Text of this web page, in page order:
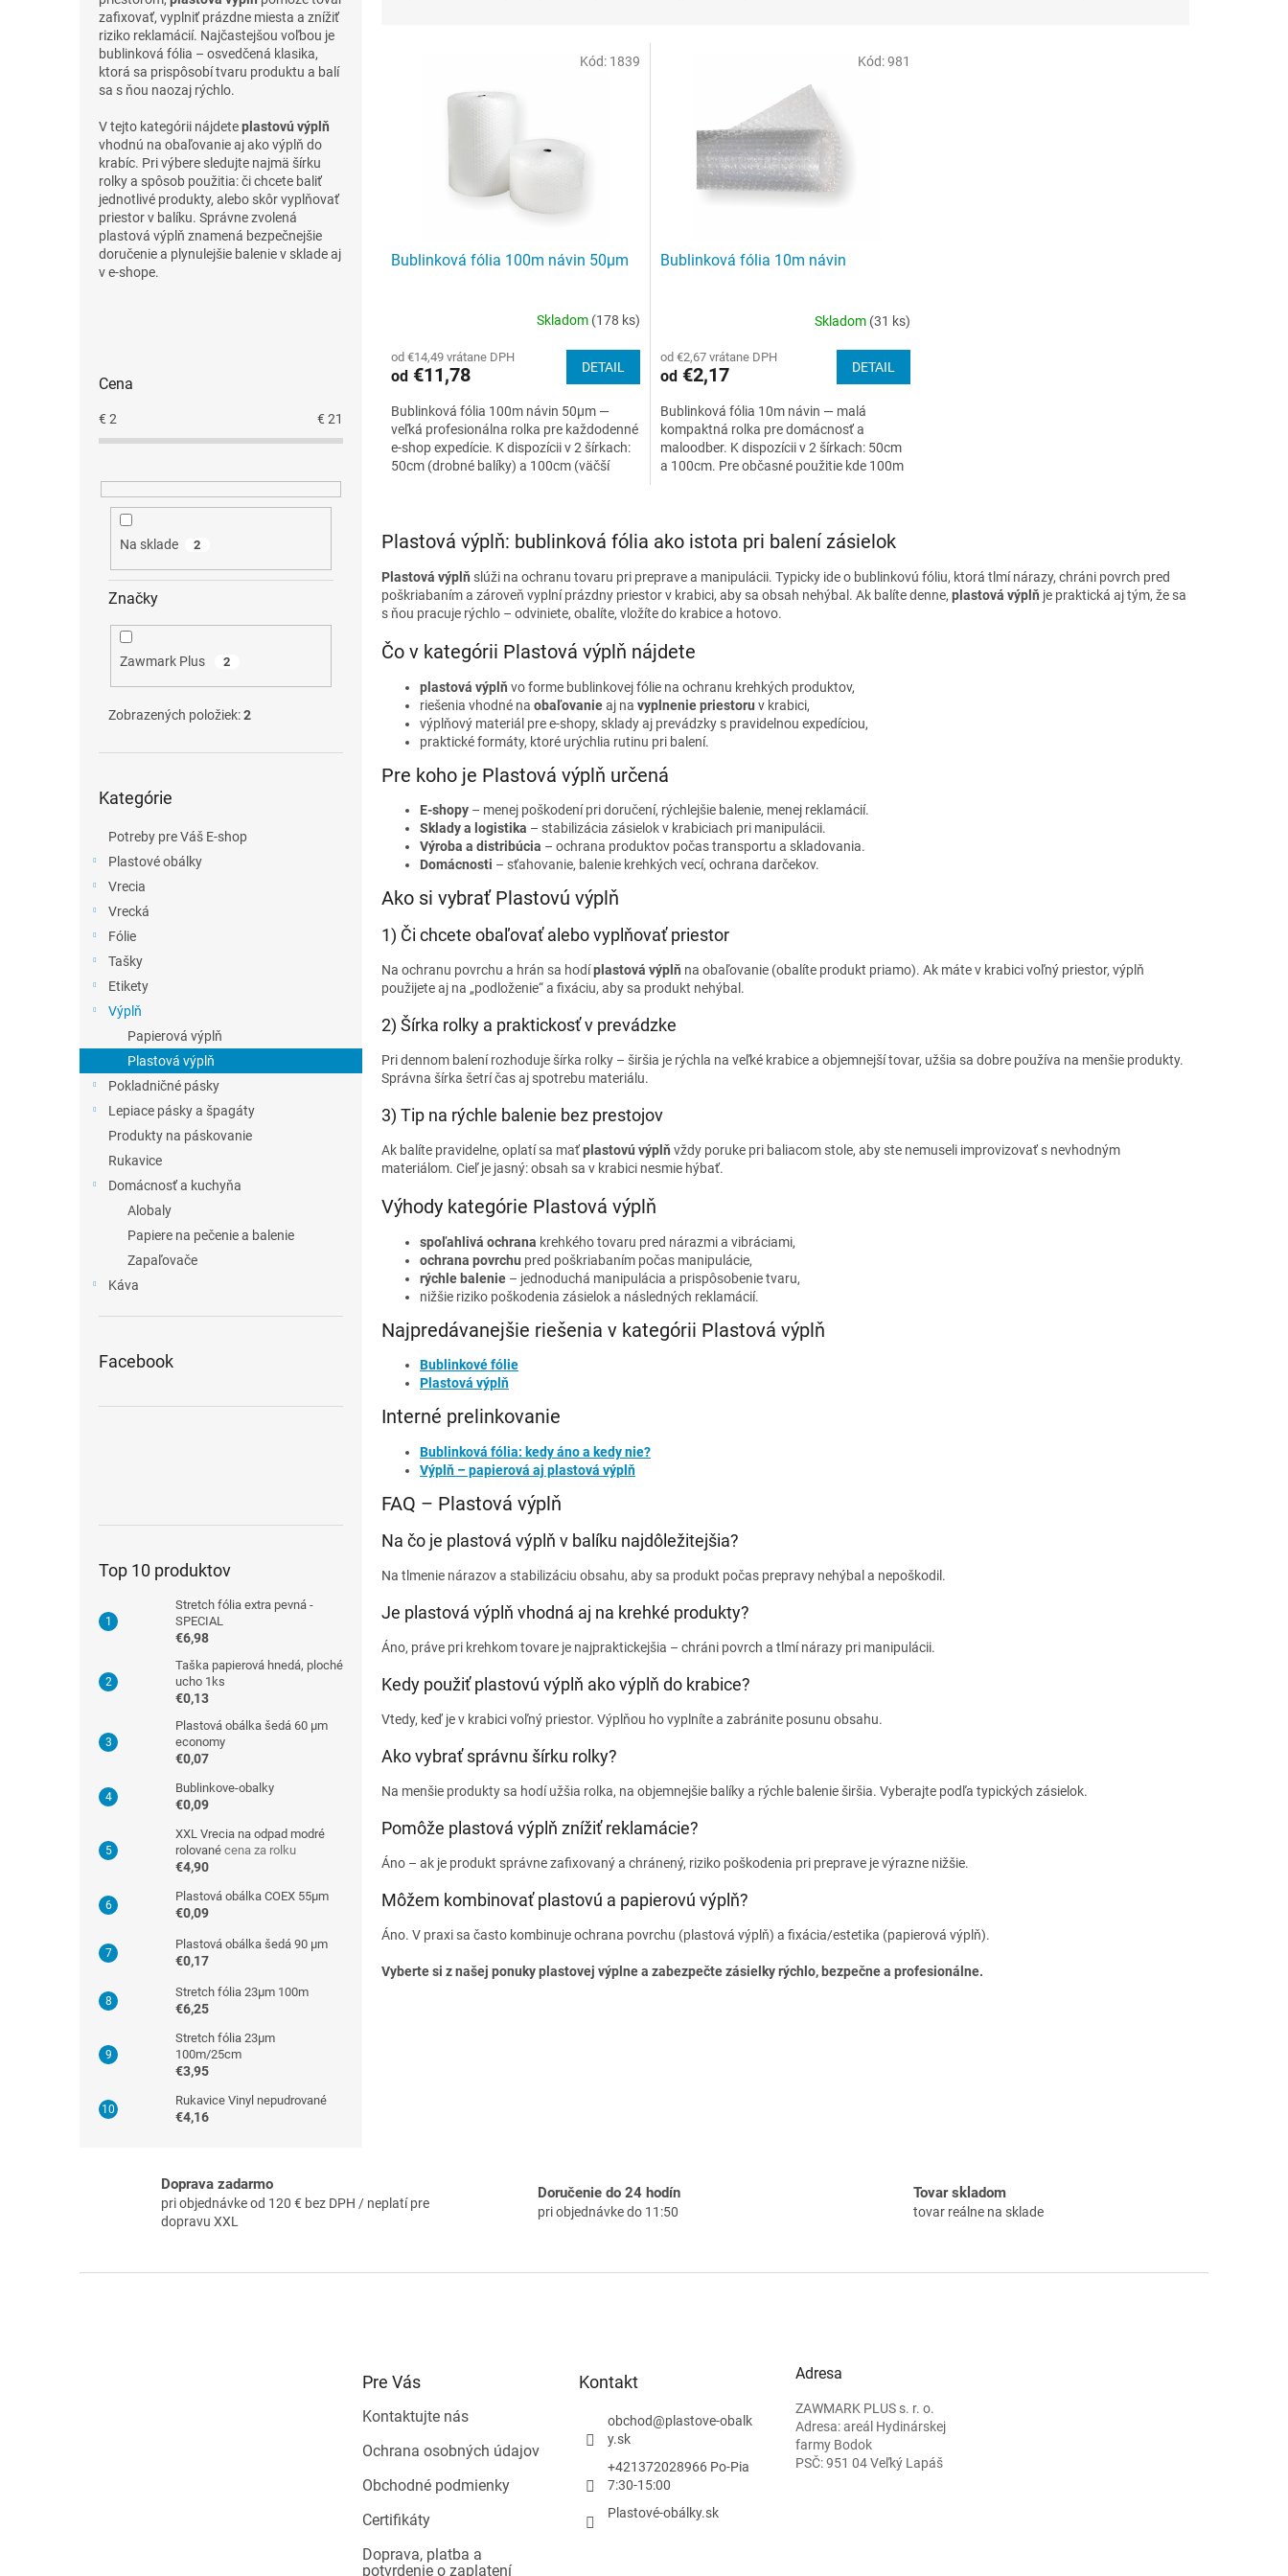
zafixovať, vyplniť prázdne miesta a znížiť
riziko reklamácií. Najčastejšou voľbou je
bublinková fólia – osvedčená klasika,
ktorá sa prispôsobí tvaru produktu a balí
sa s ňou naozaj rýchlo.
V tejto kategórii nájdeteplastovú výplň
vhodnú na obaľovanie aj ako výplň do
krabíc. Pri výbere sledujte najmä šírku
rolky a spôsob použitia: či chcete baliť
jednotlivé produkty, alebo skôr vyplňovať
priestor v balíku. Správne zvolená
plastová výplň znamená bezpečnejšie
doručenie a plynulejšie balenie v sklade aj
v e-shope.
Cena
€ 2 € 21
Na sklade 2
Značky
Zawmark Plus 2
Zobrazených položiek:2
kategórie
Kategórie
Potreby pre Váš E-shop
Plastové obálky
Vrecia
Vrecká
Fólie
Tašky
Etikety
Výplň
Papierová výplň
Plastová výplň
Pokladničné pásky
Lepiace pásky a špagáty
Produkty na páskovanie
Rukavice
Domácnosť a kuchyňa
Alobaly
Papiere na pečenie a balenie
Zapaľovače
Káva
Facebook
Top 10 produktov
Stretch fólia extra pevná -
SPECIAL
€6,98
Taška papierová hnedá, ploché
ucho 1ks
€0,13
Plastová obálka šedá 60 µm
economy
€0,07
Bublinkove-obalky
€0,09
XXL Vrecia na odpad modré
rolované cena za rolku
€4,90
Plastová obálka COEX 55µm
€0,09
Plastová obálka šedá 90 µm
€0,17
Stretch fólia 23µm 100m
€6,25
Stretch fólia 23µm
100m/25cm
€3,95
Rukavice Vinyl nepudrované
€4,16
Bublinková fólia 100m návin 50µm
produktu
je
z
5
hviezdičiek.
Skladom (178 ks)
od €14,49 vrátane DPH
od €11,78 DETAIL
Bublinková fólia 100m návin 50µm —
veľká profesionálna rolka pre každodenné
e-shop expedície. K dispozícii v 2 šírkach:
50cm (drobné balíky) a 100cm (väčší
Kód: 1839
Bublinková fólia 10m návin
produktu
je
z
5
hviezdičiek.
Skladom (31 ks)
od €2,67 vrátane DPH
od€2,17 DETAIL
Bublinková fólia 10m návin — malá
kompaktná rolka pre domácnosť a
maloodber. K dispozícii v 2 šírkach: 50cm
a 100cm. Pre občasné použitie kde 100m
Kód:981
v
l
d
a
r
v
k
p
i
s
u
Plastová výplň: bublinková fólia ako istota pri balení zásielok
Plastová výplň slúži na ochranu tovaru pri preprave a manipulácii. Typicky ide o bublinkovú fóliu, ktorá tlmí nárazy, chráni povrch pred
poškriabaním a zároveň vyplní prázdny priestor v krabici, aby sa obsah nehýbal. Ak balíte denne, plastová výplň je praktická aj tým, že sa
s ňou pracuje rýchlo – odviniete, obalíte, vložíte do krabice a hotovo.
Čo v kategórii Plastová výplň nájdete
plastová výplň vo forme bublinkovej fólie na ochranu krehkých produktov,
riešenia vhodné na obaľovanieaj na vyplnenie priestoru v krabici,
výplňový materiál pre e-shopy, sklady aj prevádzky s pravidelnou expedíciou,
praktické formáty, ktoré urýchlia rutinu pri balení.
Pre koho je Plastová výplň určená
E-shopy – menej poškodení pri doručení, rýchlejšie balenie, menej reklamácií.
Sklady a logistika – stabilizácia zásielok v krabiciach pri manipulácii.
Výroba a distribúcia – ochrana produktov počas transportu a skladovania.
Domácnosti – sťahovanie, balenie krehkých vecí, ochrana darčekov.
Ako si vybrať Plastovú výplň
1) Či chcete obaľovať alebo vyplňovať priestor
Na ochranu povrchu a hrán sa hodíplastová výplň na obaľovanie (obalíte produkt priamo). Ak máte v krabici voľný priestor, výplň
použijete aj na „podloženie“ a fixáciu, aby sa produkt nehýbal.
2) Šírka rolky a praktickosť v prevádzke
Pri dennom balení rozhoduje šírka rolky – širšia je rýchla na veľké krabice a objemnejší tovar, užšia sa dobre používa na menšie produkty.
Správna šírka šetrí čas aj spotrebu materiálu.
3) Tip na rýchle balenie bez prestojov
Ak balíte pravidelne, oplatí sa maťplastovú výplň vždy poruke pri baliacom stole, aby ste nemuseli improvizovať s nevhodným
materiálom. Cieľ je jasný: obsah sa v krabici nesmie hýbať.
Výhody kategórie Plastová výplň
spoľahlivá ochrana krehkého tovaru pred nárazmi a vibráciami,
ochrana povrchu pred poškriabaním počas manipulácie,
rýchle balenie – jednoduchá manipulácia a prispôsobenie tvaru,
nižšie riziko poškodenia zásielok a následných reklamácií.
Najpredávanejšie riešenia v kategórii Plastová výplň
Bublinkové fólie
Plastová výplň
Interné prelinkovanie
Bublinková fólia: kedy áno a kedy nie?
Výplň – papierová aj plastová výplň
FAQ – Plastová výplň
Na čo je plastová výplň v balíku najdôležitejšia?
Na tlmenie nárazov a stabilizáciu obsahu, aby sa produkt počas prepravy nehýbal a nepoškodil.
Je plastová výplň vhodná aj na krehké produkty?
Áno, práve pri krehkom tovare je najpraktickejšia – chráni povrch a tlmí nárazy pri manipulácii.
Kedy použiť plastovú výplň ako výplň do krabice?
Vtedy, keď je v krabici voľný priestor. Výplňou ho vyplníte a zabránite posunu obsahu.
Ako vybrať správnu šírku rolky?
Na menšie produkty sa hodí užšia rolka, na objemnejšie balíky a rýchle balenie širšia. Vyberajte podľa typických zásielok.
Pomôže plastová výplň znížiť reklamácie?
Áno – ak je produkt správne zafixovaný a chránený, riziko poškodenia pri preprave je výrazne nižšie.
Môžem kombinovať plastovú a papierovú výplň?
Áno. V praxi sa často kombinuje ochrana povrchu (plastová výplň) a fixácia/estetika (papierová výplň).
Vyberte si z našej ponuky plastovej výplne a zabezpečte zásielky rýchlo, bezpečne a profesionálne.
Doprava zadarmo
pri objednávke od 120 € bez DPH / neplatí pre
dopravu XXL
Doručenie do 24 hodín
pri objednávke do 11:50
Tovar skladom
tovar reálne na sklade
Pre Vás
Kontaktujte nás
Ochrana osobných údajov
Obchodné podmienky
Certifikáty
Doprava, platba a
potvrdenie o zaplatení
Kontakt
obchod@plastove-obalk
y.sk
+421372028966 Po-Pia
7:30-15:00
Plastové-obálky.sk
Adresa
ZAWMARK PLUS s. r. o.
Adresa: areál Hydinárskej
farmy Bodok
PSČ: 951 04 Veľký Lapáš